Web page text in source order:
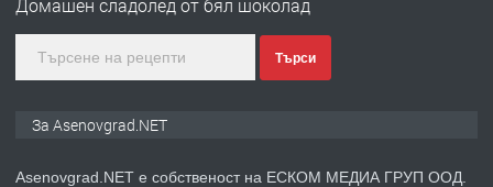
Търси
За Asenovgrad.NET
Asenovgrad.NET е собственост на ЕСКОМ МЕДИА ГРУП ООД.